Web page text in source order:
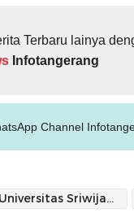
Terbaru lainya
Infotangerang
Channel
Universitas Sriwijaya